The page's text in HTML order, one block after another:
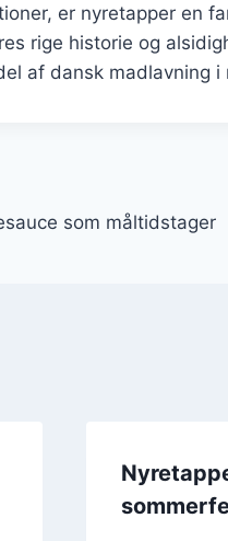
er nyretapper en
rige historie og
af dansk madlavning i
som måltidstager